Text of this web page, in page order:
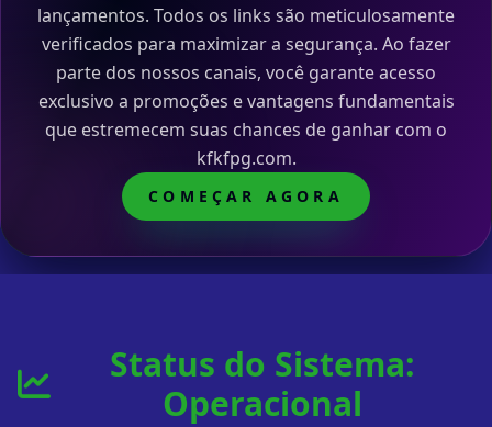
lançamentos. Todos os links são meticulosamente
verificados para maximizar a segurança. Ao fazer
parte dos nossos canais, você garante acesso
exclusivo a promoções e vantagens fundamentais
que estremecem suas chances de ganhar com o
kfkfpg.com.
COMEÇAR AGORA
Status do Sistema:
Operacional